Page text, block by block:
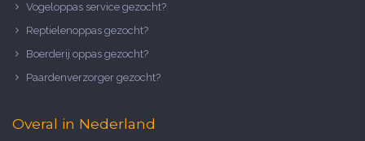
Vogeloppas service gezocht?
Reptielenoppas gezocht?
Boerderij oppas gezocht?
Paardenverzorger gezocht?
Overal in Nederland